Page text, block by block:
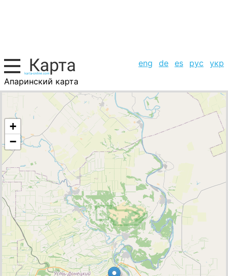
eng de es рус
укр
Апаринский карта
Россия, список городов
+
−